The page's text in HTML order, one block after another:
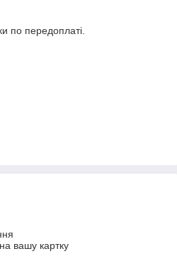
по передоплаті.
вашу картку